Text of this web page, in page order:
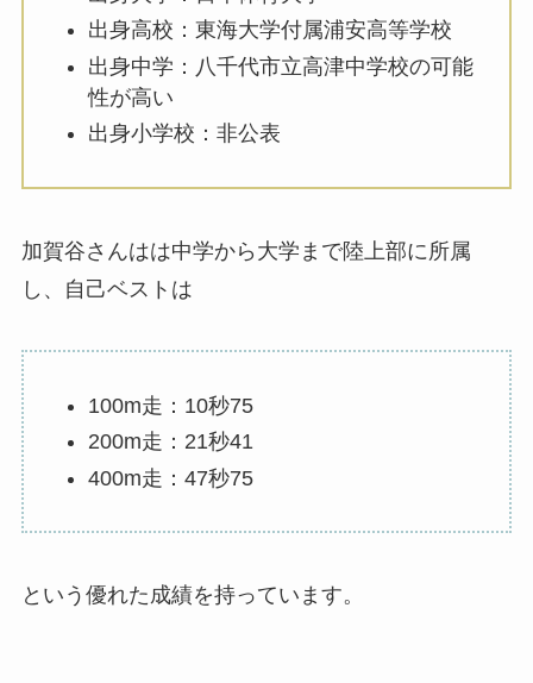
出身高校：東海大学付属浦安高等学校
出身中学：八千代市立高津中学校の可能
性が高い
出身小学校：非公表
加賀谷さんはは中学から大学まで陸上部に所属
し、自己ベストは
100m走：10秒75
200m走：21秒41
400m走：47秒75
という優れた成績を持っています。